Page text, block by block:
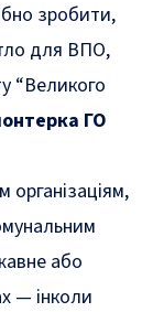
зробити,
для ВПО,
“Великого
ГО
або
— інколи